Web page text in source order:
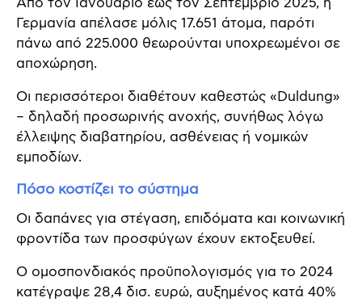
Γερμανία απέλασε μόλις 17.651 άτομα, παρότι
πάνω από 225.000 θεωρούνται υποχρεωμένοι σε
αποχώρηση.
Οι περισσότεροι διαθέτουν καθεστώς «Duldung»
– δηλαδή προσωρινής ανοχής, συνήθως λόγω
έλλειψης διαβατηρίου, ασθένειας ή νομικών
εμποδίων.
Πόσο κοστίζει το σύστημα
Οι δαπάνες για στέγαση, επιδόματα και κοινωνική
φροντίδα των προσφύγων έχουν εκτοξευθεί.
Ο ομοσπονδιακός προϋπολογισμός για το 2024
κατέγραψε 28,4 δισ. ευρώ, αυξημένος κατά 40%